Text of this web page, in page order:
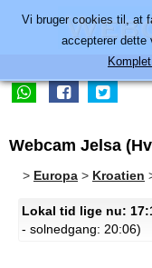
Webcam Jelsa
> Europa > Kroatien
Lokal tid lige nu:
- solnedgang: 20:06)
Vi bruger cookies til, at
accepterer dette